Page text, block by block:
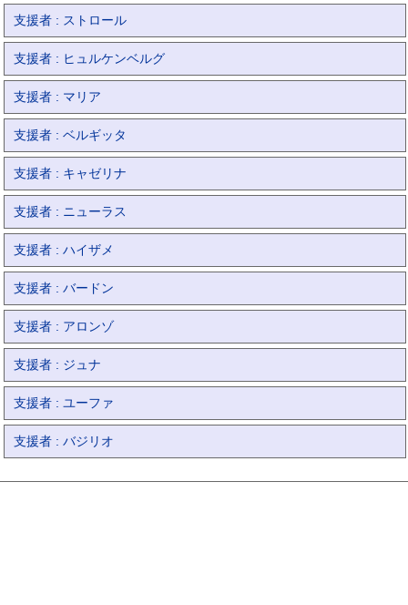
支援者 : ストロール
支援者 : ヒュルケンベルグ
支援者 : マリア
支援者 : ベルギッタ
支援者 : キャゼリナ
支援者 : ニューラス
支援者 : ハイザメ
支援者 : バードン
支援者 : アロンゾ
支援者 : ジュナ
支援者 : ユーファ
支援者 : バジリオ